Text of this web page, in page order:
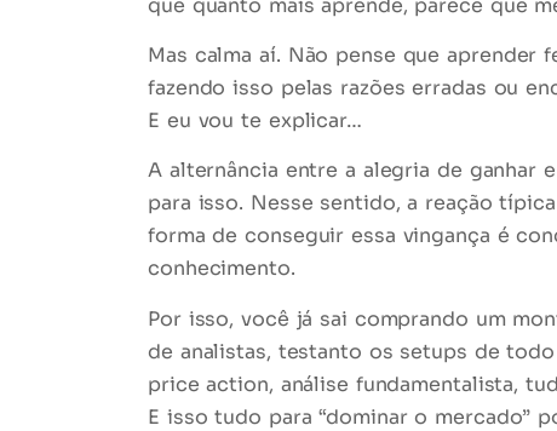
Mas calma aí. Não pense que aprender
fazendo isso pelas razões erradas ou
E eu vou te explicar…
A alternância entre a alegria de ganhar
para isso. Nesse sentido, a reação
forma de conseguir essa vingança é
conhecimento.
Por isso, você já sai comprando um
de analistas, testanto os setups de
price action, análise fundamentalista,
E isso tudo para “dominar o mercado”